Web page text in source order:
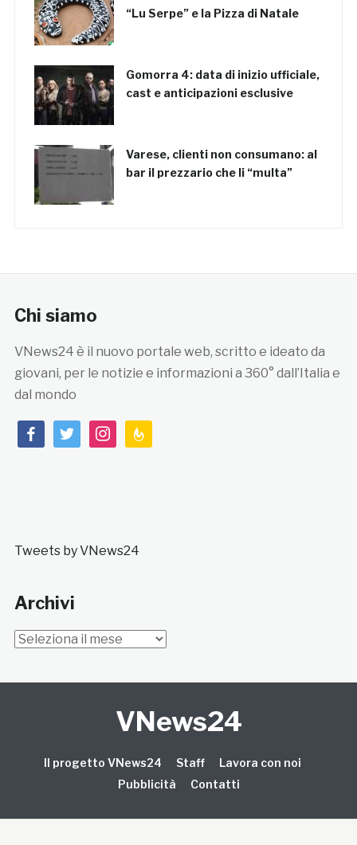
“Lu Serpe” e la Pizza di Natale
Gomorra 4: data di inizio ufficiale,
cast e anticipazioni esclusive
Varese, clienti non consumano: al
bar il prezzario che li “multa”
Chi siamo
VNews24 è il nuovo portale web, scritto e ideato da
giovani, per le notizie e informazioni a 360° dall’Italia e
dal mondo
facebooktwitterinstagramfeedburner
Tweets by VNews24
Archivi
Archivi
VNews24
Il progetto VNews24 Staff
Lavora con noi
Pubblicità
Contatti